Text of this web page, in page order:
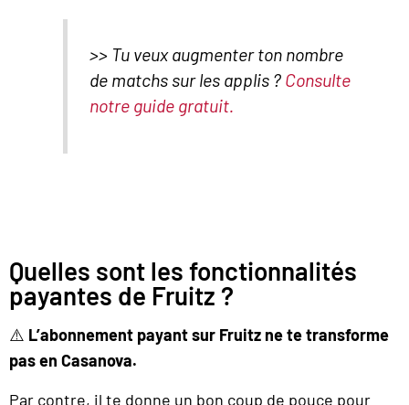
>> Tu veux augmenter ton nombre
de matchs sur les applis ? Consulte
notre guide gratuit.
Quelles sont les fonctionnalités
payantes de Fruitz ?
⚠️ L’abonnement payant sur Fruitz ne te transforme
pas en Casanova.
Par contre, il te donne un bon coup de pouce pour